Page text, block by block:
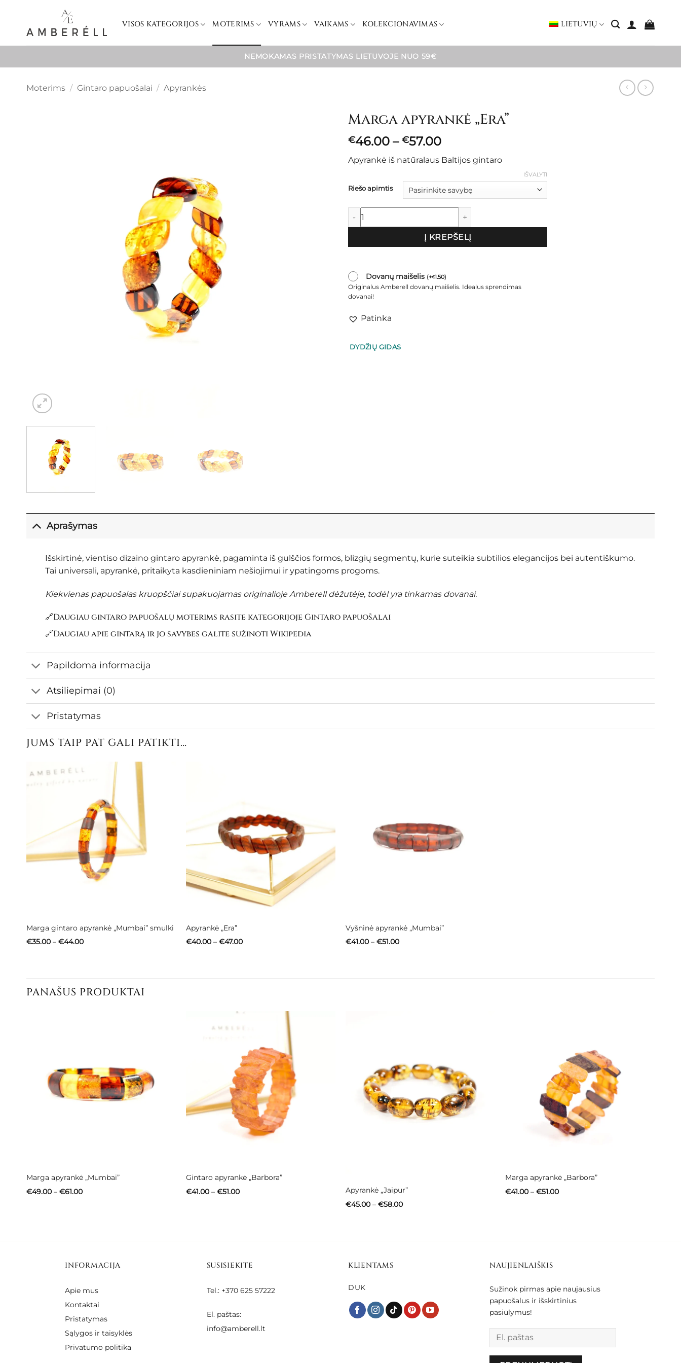
content
VISOS KATEGORIJOS MOTERIMS VYRAMS VAIKAMS KOLEKCIONAVIMAS LIETUVIŲ
NEMOKAMAS PRISTATYMAS LIETUVOJE NUO 59€
Moterims / Gintaro papuošalai / Apyrankės
Marga apyrankė „Era”
€46.00 – €57.00Price
€46.00
€57.00
Apyrankė iš natūralaus Baltijos gintaro
Riešo apimtis
IŠVALYTI
produkto kiekis: Marga apyrankė "Era"
Į KREPŠELĮ
Dovanų maišelis (+€1.50)
Originalus Amberell dovanų maišelis. Idealus sprendimas
dovanai!
Patinka
DYDŽIŲ GIDAS
Aprašymas
Išskirtinė, vientiso dizaino gintaro apyrankė, pagaminta iš gulščios formos, blizgių segmentų, kurie suteikia subtilios elegancijos bei autentiškumo.
Tai universali, apyrankė, pritaikyta kasdieniniam nešiojimui ir ypatingoms progoms.
Kiekvienas papuošalas kruopščiai supakuojamas originalioje Amberell dėžutėje, todėl yra tinkamas dovanai.
🔗Daugiau gintaro papuošalų moterims rasite kategorijoje Gintaro papuošalai
🔗Daugiau apie gintarą ir jo savybes galite sužinotiWikipedia
Papildoma informacija
Atsiliepimai (0)
Pristatymas
JUMS TAIP PAT GALI PATIKTI…
Marga gintaro apyrankė „Mumbai” smulki
€35.00 – €44.00Price
Apyrankė „Era”
€40.00 – €47.00Price
Vyšninė apyrankė „Mumbai”
€41.00 – €51.00Price
PANAŠŪS PRODUKTAI
Marga apyrankė „Mumbai”
€49.00 – €61.00Price
Gintaro apyrankė „Barbora”
€41.00 – €51.00Price
Apyrankė „Jaipur”
€45.00 – €58.00Price
Marga apyrankė „Barbora”
€41.00 – €51.00Price
INFORMACIJA
Apie mus
Kontaktai
Pristatymas
Sąlygos ir taisyklės
Privatumo politika
SUSISIEKITE
Tel.: +370 625 57222
El. paštas:
info@amberell.lt
KLIENTAMS
DUK
NAUJIENLAIŠKIS
Sužinok pirmas apie naujausius
papuošalus ir išskirtinius
pasiūlymus!